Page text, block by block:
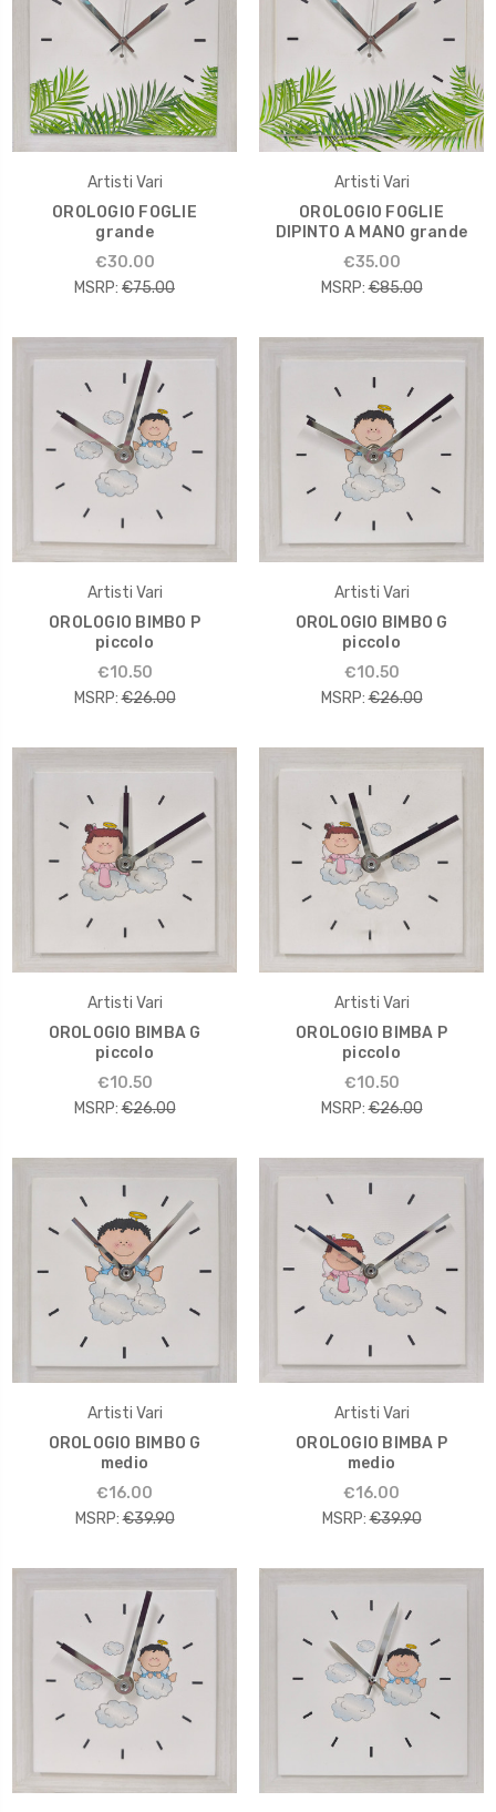
Artisti Vari
OROLOGIO FOGLIE
grande
€30.00
MSRP: €75.00
Artisti Vari
OROLOGIO FOGLIE
DIPINTO A MANO grande
€35.00
MSRP: €85.00
Artisti Vari
OROLOGIO BIMBO P
piccolo
€10.50
MSRP: €26.00
Artisti Vari
OROLOGIO BIMBO G
piccolo
€10.50
MSRP: €26.00
Artisti Vari
OROLOGIO BIMBA G
piccolo
€10.50
MSRP: €26.00
Artisti Vari
OROLOGIO BIMBA P
piccolo
€10.50
MSRP: €26.00
Artisti Vari
OROLOGIO BIMBO G
medio
€16.00
MSRP: €39.90
Artisti Vari
OROLOGIO BIMBA P
medio
€16.00
MSRP: €39.90